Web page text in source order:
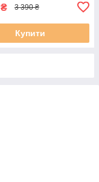
₴ 3 390 ₴
Купити